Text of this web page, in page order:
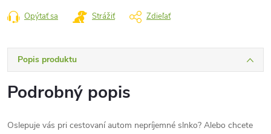
Opýtať sa Strážiť Zdieľať
Popis produktu
Podrobný popis
Oslepuje vás pri cestovaní autom nepríjemné slnko? Alebo chcete